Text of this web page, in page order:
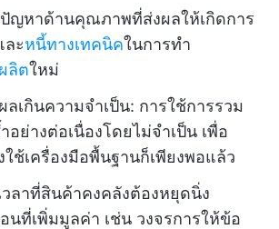
ญหาด้านคุณภาพที่ส่งผลให้เกิดการ
ละหนี้ทางเทคนิคในการทำ
ลิตใหม่
ลเกินความจำเป็น: การใช้การรวม
อย่างต่อเนื่องโดยไม่จำเป็น เพื่อ
ใช้เครื่องมือพื้นฐานก็เพียงพอแล้ว
วลาที่สินค้าคงคลังต้องหยุดนิ่ง
นที่เพิ่มมูลค่า เช่น วงจรการให้ข้อ